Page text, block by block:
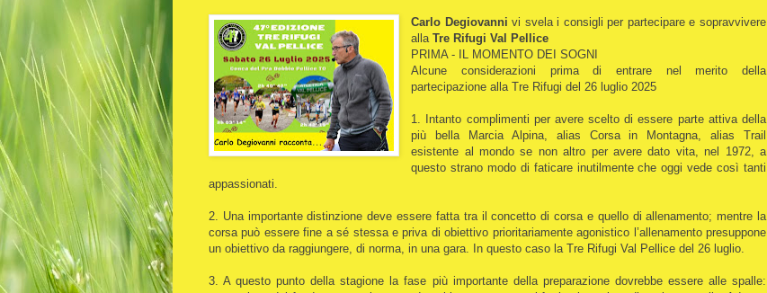
Carlo Degiovanni vi svela i consigli per partecipare e sopravvivere
allaTre Rifugi Val Pellice
PRIMA - IL MOMENTO DEI SOGNI
Alcune considerazioni prima di entrare nel merito della
partecipazione alla Tre Rifugi del 26 luglio 2025
1. Intanto complimenti per avere scelto di essere parte attiva della
più bella Marcia Alpina, alias Corsa in Montagna, alias Trail
esistente al mondo se non altro per avere dato vita, nel 1972, a
questo strano modo di faticare inutilmente che oggi vede così tanti
appassionati.
2. Una importante distinzione deve essere fatta tra il concetto di corsa e quello di allenamento; mentre la
corsa può essere fine a sé stessa e priva di obiettivo prioritariamente agonistico l’allenamento presuppone
un obiettivo da raggiungere, di norma, in una gara. In questo caso la Tre Rifugi Val Pellice del 26 luglio.
3. A questo punto della stagione la fase più importante della preparazione dovrebbe essere alle spalle: